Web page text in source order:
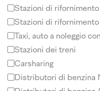
Stazioni di
Stazioni di
Taxi, auto a noleggio
Stazioni dei treni
Carsharing
Distributori di benzina